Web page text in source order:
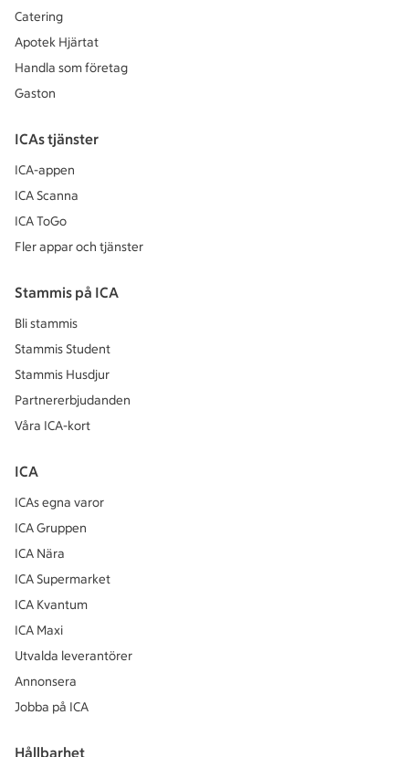
Catering
Apotek Hjärtat
Handla som företag
Gaston
ICAs tjänster
ICA-appen
ICA Scanna
ICA ToGo
Fler appar och tjänster
Stammis på ICA
Bli stammis
Stammis Student
Stammis Husdjur
Partnererbjudanden
Våra ICA-kort
ICA
ICAs egna varor
ICA Gruppen
ICA Nära
ICA Supermarket
ICA Kvantum
ICA Maxi
Utvalda leverantörer
Annonsera
Jobba på ICA
Hållbarhet